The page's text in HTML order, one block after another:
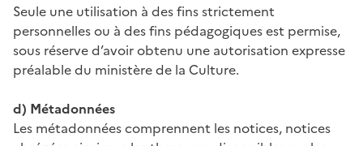
Seule une utilisation à des fins strictement
personnelles ou à des fins pédagogiques est permise,
sous réserve d’avoir obtenu une autorisation expresse
préalable du ministère de la Culture.
d) Métadonnées
Les métadonnées comprennent les notices, notices